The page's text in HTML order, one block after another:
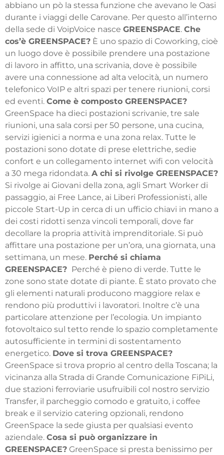
abbiano un pò la stessa funzione che avevano le Oasi
durante i viaggi delle Carovane. Per questo all’interno
della sede di VoipVoice nasce GREENSPACE. Che
cos’è GREENSPACE? È uno spazio di Coworking, cioè
un luogo dove è possibile prendere una postazione
di lavoro in affitto, una scrivania, dove è possibile
avere una connessione ad alta velocità, un numero
telefonico VoIP e altri spazi per tenere riunioni, corsi
ed eventi. Come è composto GREENSPACE?
GreenSpace ha dieci postazioni scrivanie, tre sale
riunioni, una sala corsi per 50 persone, una cucina,
servizi igienici a norma e una zona relax. Tutte le
postazioni sono dotate di prese elettriche, sedie
confort e un collegamento internet wifi con velocità
a 30 mega ridondata. A chi si rivolge GREENSPACE?
Si rivolge ai Giovani della zona, agli Smart Worker di
passaggio, ai Free Lance, ai Liberi Professionisti, alle
piccole Start-Up in cerca di un ufficio chiavi in mano a
dei costi ridotti senza vincoli temporali, dove far
decollare la propria attività imprenditoriale. Si può
affittare una postazione per un’ora, una giornata, una
settimana, un mese. Perché si chiama
GREENSPACE? Perché è pieno di verde. Tutte le
zone sono state dotate di piante. È stato provato che
gli elementi naturali producono maggiore relax e
rendono più produttivi i lavoratori. Inoltre c’è una
particolare attenzione per l’ecologia. Un impianto
fotovoltaico sul tetto rende lo spazio completamente
autosufficiente in termini di sostentamento
energetico. Dove si trova GREENSPACE?
GreenSpace si trova proprio al centro della Toscana; la
vicinanza alla Strada di Grande Comunicazione FiPiLi,
due stazioni ferroviarie usufruibili col nostro servizio
Transfer, il parcheggio comodo e gratuito, i coffee
break e il servizio catering opzionali, rendono
GreenSpace la sede giusta per qualsiasi evento
aziendale. Cosa si può organizzare in
GREENSPACE? GreenSpace si presta benissimo per